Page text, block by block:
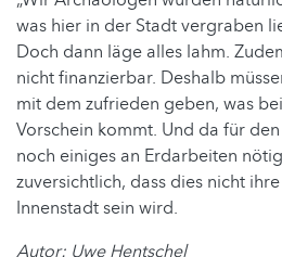
was hier in der Stadt vergraben
Doch dann läge alles lahm.
nicht finanzierbar. Deshalb
mit dem zufrieden geben, was
Vorschein kommt. Und da für
noch einiges an Erdarbeiten
zuversichtlich, dass dies nicht
Innenstadt sein wird.
Autor: Uwe Hentschel